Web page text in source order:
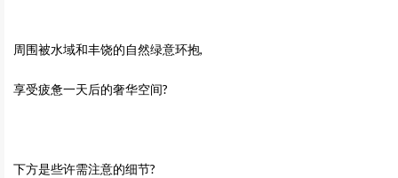
周围被水域和丰饶的自然绿意环抱,
享受疲惫一天后的奢华空间?
下方是些许需注意的细节?